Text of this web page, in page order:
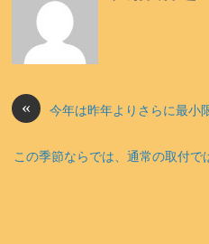
« 今年は昨年よりさらに最小
この季節ならでは、通常の取付